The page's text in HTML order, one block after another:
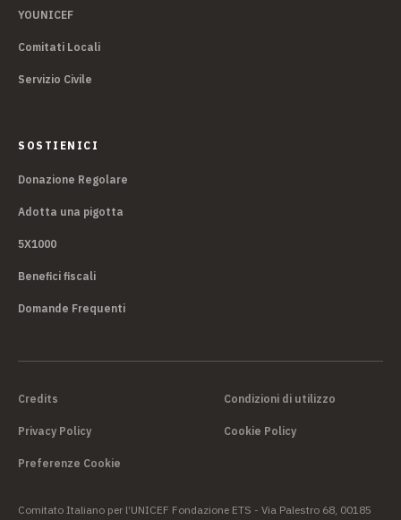
YOUNICEF
Comitati Locali
Servizio Civile
SOSTIENICI
Donazione Regolare
Adotta una pigotta
5X1000
Benefici fiscali
Domande Frequenti
Credits Condizioni di utilizzo
Privacy Policy Cookie Policy
Preferenze Cookie
Comitato Italiano per l’UNICEF Fondazione ETS - Via Palestro 68, 00185